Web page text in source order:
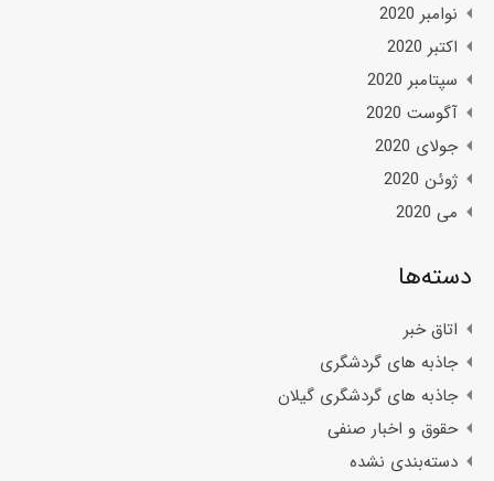
نوامبر 2020
اکتبر 2020
سپتامبر 2020
آگوست 2020
جولای 2020
ژوئن 2020
می 2020
دسته‌ها
اتاق خبر
جاذبه های گردشگری
جاذبه های گردشگری گیلان
حقوق و اخبار صنفی
دسته‌بندی نشده